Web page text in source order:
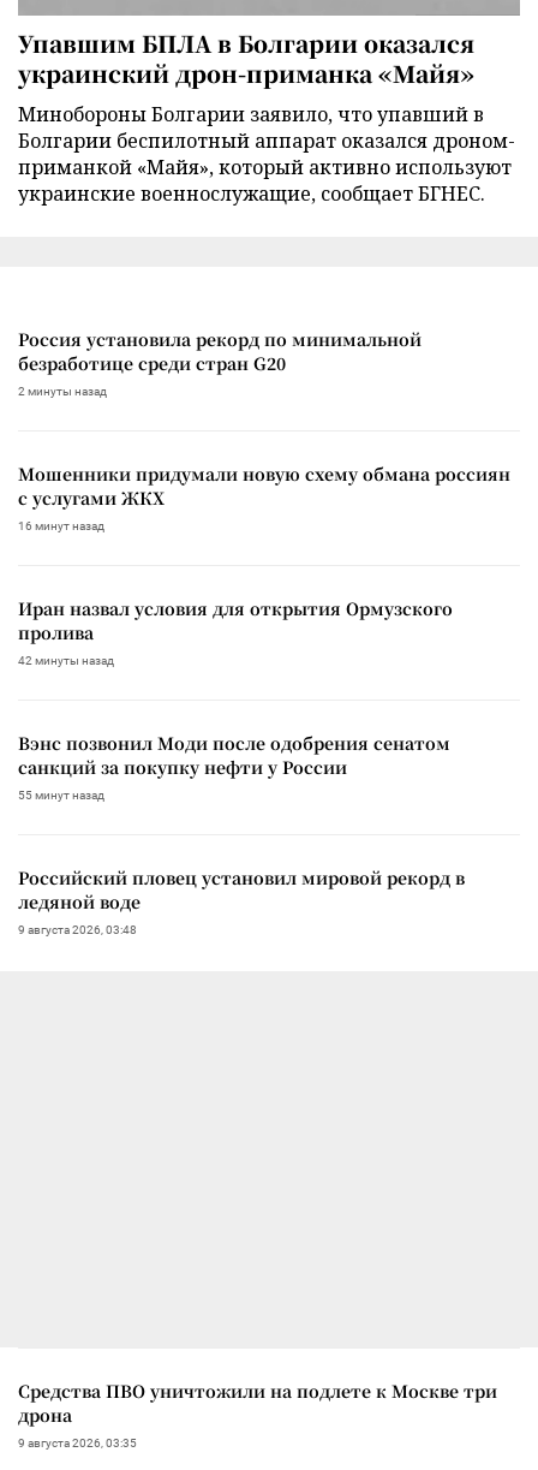
Упавшим БПЛА в Болгарии оказался
украинский дрон-приманка «Майя»
Минобороны Болгарии заявило, что упавший в
Болгарии беспилотный аппарат оказался дроном-
приманкой «Майя», который активно используют
украинские военнослужащие, сообщает БГНЕС.
Россия установила рекорд по минимальной
безработице среди стран G20
2 минуты назад
Мошенники придумали новую схему обмана россиян
с услугами ЖКХ
16 минут назад
Иран назвал условия для открытия Ормузского
пролива
42 минуты назад
Вэнс позвонил Моди после одобрения сенатом
санкций за покупку нефти у России
55 минут назад
Российский пловец установил мировой рекорд в
ледяной воде
9 августа 2026, 03:48
Средства ПВО уничтожили на подлете к Москве три
дрона
9 августа 2026, 03:35